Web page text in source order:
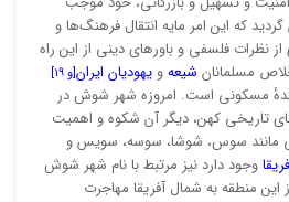
که این امر مایه انتقال فرهنگ‌ها و
نظرات فلسفی و باورهای دینی از این راه
مسلمانان شیعهو یهودیان ایران[و ۱۹]
مسکونی است. امروزه شهر شوش در
تاریخی کهن، دیگر آن شکوه و اهمیت
مانند سوس، شوشا، سوسه، سویس و
وجود دارد نیز مرتبط با نام شهر شوش
منطقه به شمال آفریقا مهاجرت